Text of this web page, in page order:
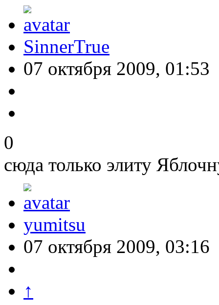
SinnerTrue
07 октября 2009, 01:53
0
сюда только элиту
yumitsu
07 октября 2009, 03:16
↑